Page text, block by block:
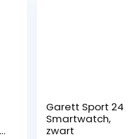
Garett Sport 24
Smartwatch,
zwart